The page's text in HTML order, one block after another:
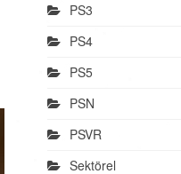
PS3
PS4
PS5
PSN
PSVR
Sektörel